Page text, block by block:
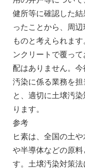
健所等に確認した
ったことから、周
ものと考えられま
ンクリートで覆っ
配はありません。
汚染に係る業務を
と、適切に土壌汚
ります。
参考
ヒ素は、全国の土
や半導体などの原
す。土壌汚染対策